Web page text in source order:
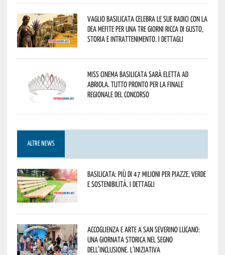
Vaglio Basilicata celebra le sue radici con la
Dea Mefite per una tre giorni ricca di gusto,
storia e intrattenimento. I dettagli
Miss Cinema Basilicata sarà eletta ad
Abriola. Tutto pronto per la finale
regionale del concorso
ALTRE NEWS
Basilicata: più di 47 milioni per piazze, verde
e sostenibilità. I dettagli
Accoglienza e arte a San Severino Lucano:
una giornata storica nel segno
dell’inclusione. L’iniziativa